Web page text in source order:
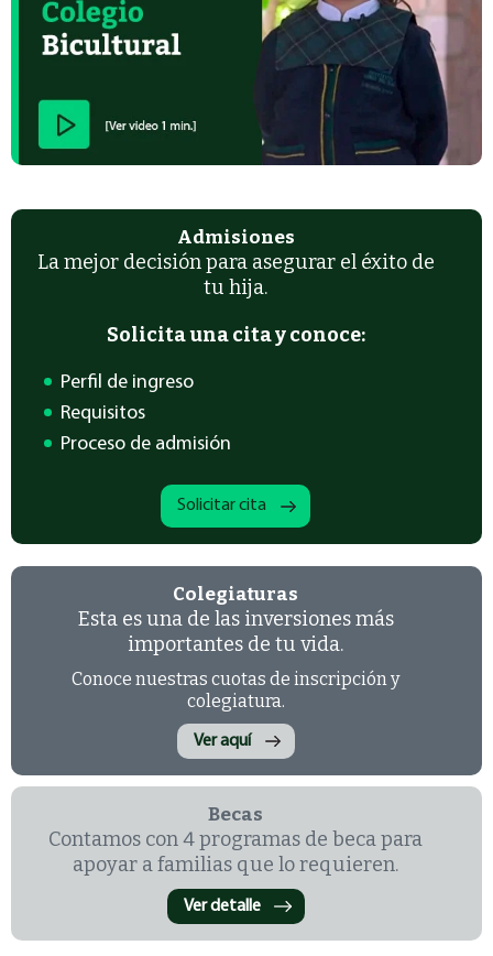
Admisiones
La mejor decisión para asegurar el éxito de
tu hija.
Solicita una cita y conoce:
Perfil de ingreso
Requisitos
Proceso de admisión
Solicitar cita
Colegiaturas
Esta es una de las inversiones más
importantes de tu vida.
Conoce nuestras cuotas de inscripción y
colegiatura.
Ver aquí
Becas
Contamos con 4 programas de beca para
apoyar a familias que lo requieren.
Ver detalle